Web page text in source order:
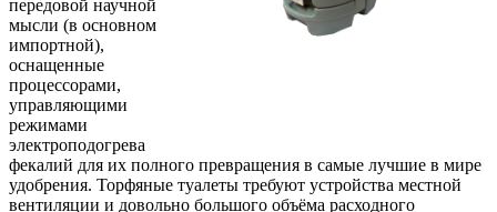
передовой научной
мысли (в основном
импортной),
оснащенные
процессорами,
управляющими
режимами
электроподогрева
фекалий для их полного превращения в самые лучшие в мире
удобрения. Торфяные туалеты требуют устройства местной
вентиляции и довольно большого объёма расходного